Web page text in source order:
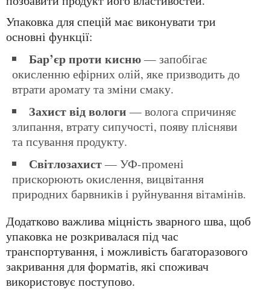
Упаковка для спецій має виконувати три
основні функції:
Бар’єр проти кисню— запобігає
окисленню ефірних олій, яке призводить до
втрати аромату та зміни смаку.
Захист від вологи — волога спричиняє
злипання, втрату сипучості, появу плісняви
та псування продукту.
Світлозахист— УФ-промені
прискорюють окислення, вицвітання
природних барвників і руйнування вітамінів.
Додатково важлива міцність зварного шва, щоб
упаковка не розкривалася під час
транспортування, і можливість багаторазового
закривання для форматів, які споживач
використовує поступово.